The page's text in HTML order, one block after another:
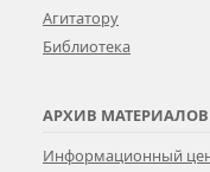
Агитатору
Библиотека
АРХИВ МАТЕРИАЛОВ
Информационный